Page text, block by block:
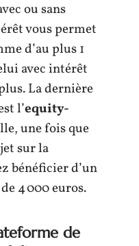
ou sans
vous permet
d’au plus 1
avec intérêt
La dernière
l’equity-
une fois que
sur la
bénéficier d’un
4 000 euros.
de